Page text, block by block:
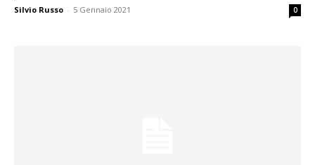
Silvio Russo - 5 Gennaio 2021 0